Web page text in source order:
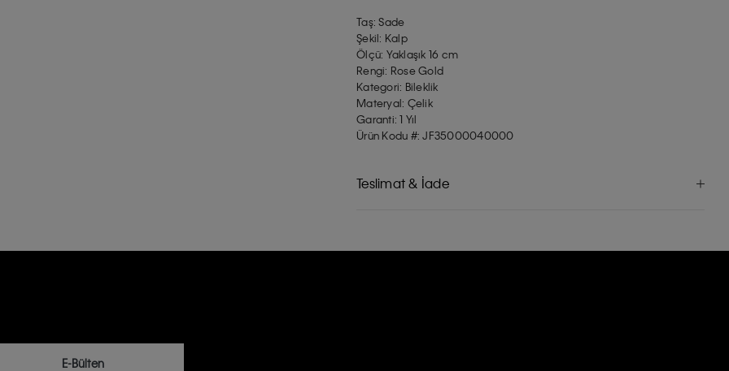
Taş: Sade
Şekil: Kalp
Ölçü: Yaklaşık 16 cm
Rengi: Rose Gold
Kategori: Bileklik
Materyal: Çelik
Garanti: 1 Yıl
Ürün Kodu #: JF35000040000
Teslimat & İade
E-Bülten